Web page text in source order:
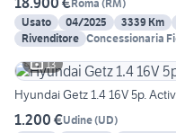
Roma (RM)
Usato
04/2025 3339 Km
Rivenditore Concessionaria
13
Hyundai Getz 1.4 16V 5p.
1.200 €Udine(UD)